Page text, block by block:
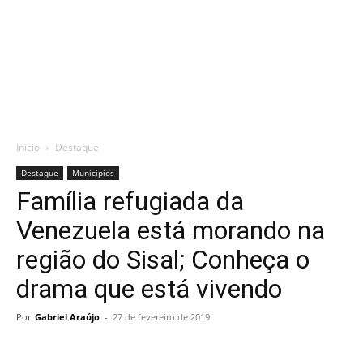
Início Destaque
Destaque Municípios
Família refugiada da
Venezuela está morando na
região do Sisal; Conheça o
drama que está vivendo
Por Gabriel Araújo - 27 de fevereiro de 2019